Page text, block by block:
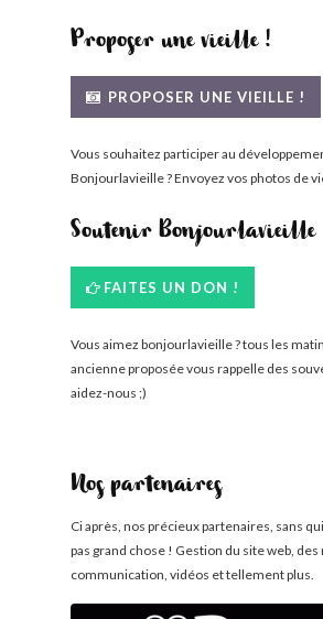
Proposer une vieille !
PROPOSER UNE VIEILLE !
Vous souhaitez participer au
Bonjourlavieille ? Envoyez vos photos de
Soutenir Bonjourlavieille
FAITES UN DON !
Vous aimez bonjourlavieille ? tous les
ancienne proposée vous rappelle des
aidez-nous ;)
Nos partenaires
Ci après, nos précieux partenaires, sans
pas grand chose ! Gestion du site web,
communication, vidéos et tellement plus.